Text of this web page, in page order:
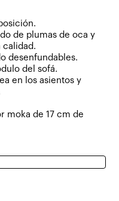
de plumas de oca y
calidad.
desenfundables.
del sofá.
en los asientos y
moka de 17 cm de